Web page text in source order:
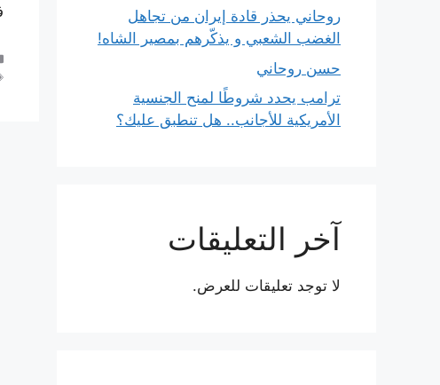
روحاني يحذر قادة إيران من تجاهل
الغضب الشعبي و يذكّرهم بمصير الشاه!
حسن روحاني
ترامب يحدد شروطًا لمنح الجنسية
الأمريكية للأجانب.. هل تنطبق عليك؟
آخر التعليقات
لا توجد تعليقات للعرض.